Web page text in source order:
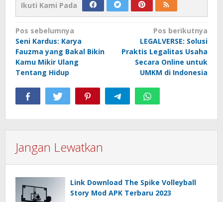
Ikuti Kami Pada
Navigasi
pos
Pos sebelumnya
Seni Kardus: Karya
Fauzma yang Bakal Bikin
Kamu Mikir Ulang
Tentang Hidup
Pos berikutnya
LEGALVERSE: Solusi
Praktis Legalitas Usaha
Secara Online untuk
UMKM di Indonesia
Jangan Lewatkan
Link Download The Spike Volleyball
Story Mod APK Terbaru 2023